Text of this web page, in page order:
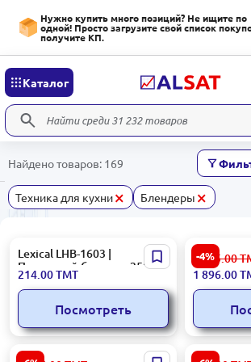
Нужно купить много позиций? Не ищите по
одной! Просто загрузите свой список
получите КП.
Каталог
Найдено товаров: 169
Техника для кухни× Блендеры ×
Lexical LHB-1603 |
Погружной блендер 250 Вт
214.00ТМТ
Посмотреть
-4%
Braun
лезвиями
1 995.00
1 896.00